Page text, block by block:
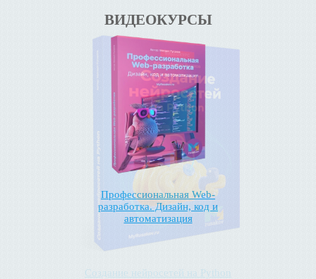
ВИДЕОКУРСЫ
Профессиональная Web-
разработка. Дизайн, код и
автоматизация
Создание нейросетей на Python